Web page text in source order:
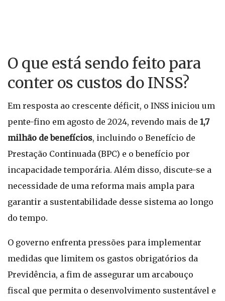
O que está sendo feito para
conter os custos do INSS?
Em resposta ao crescente déficit, o INSS iniciou um
pente-fino em agosto de 2024, revendo mais de 1,7
milhão de benefícios, incluindo o Benefício de
Prestação Continuada (BPC) e o benefício por
incapacidade temporária. Além disso, discute-se a
necessidade de uma reforma mais ampla para
garantir a sustentabilidade desse sistema ao longo
do tempo.
O governo enfrenta pressões para implementar
medidas que limitem os gastos obrigatórios da
Previdência, a fim de assegurar um arcabouço
fiscal que permita o desenvolvimento sustentável e